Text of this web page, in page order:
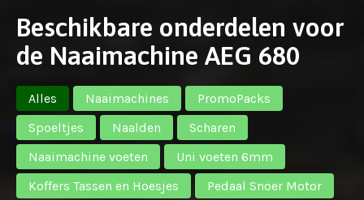
Beschikbare onderdelen voor
de Naaimachine AEG 680
Alles Naaimachines
PromoPacks
Spoeltjes
Naalden
Scharen
Naaimachine voeten
Uni voeten 6mm
Koffers Tassen en Hoesjes
Pedaal Snoer Motor